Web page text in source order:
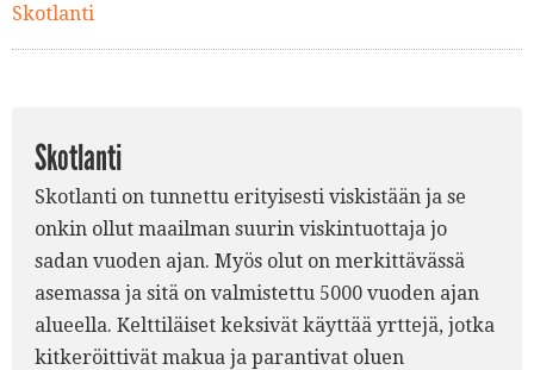
Skotlanti
Skotlanti
Skotlanti on tunnettu erityisesti viskistään ja se
onkin ollut maailman suurin viskintuottaja jo
sadan vuoden ajan. Myös olut on merkittävässä
asemassa ja sitä on valmistettu 5000 vuoden ajan
alueella. Kelttiläiset keksivät käyttää yrttejä, jotka
kitkeröittivät makua ja parantivat oluen